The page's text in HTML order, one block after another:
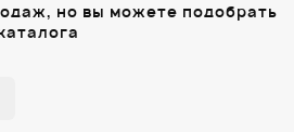
но вы можете подобрать